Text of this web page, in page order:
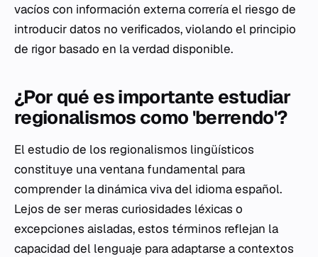
vacíos con información externa correría el riesgo de
introducir datos no verificados, violando el principio
de rigor basado en la verdad disponible.
¿Por qué es importante estudiar
regionalismos como 'berrendo'?
El estudio de los regionalismos lingüísticos
constituye una ventana fundamental para
comprender la dinámica viva del idioma español.
Lejos de ser meras curiosidades léxicas o
excepciones aisladas, estos términos reflejan la
capacidad del lenguaje para adaptarse a contextos